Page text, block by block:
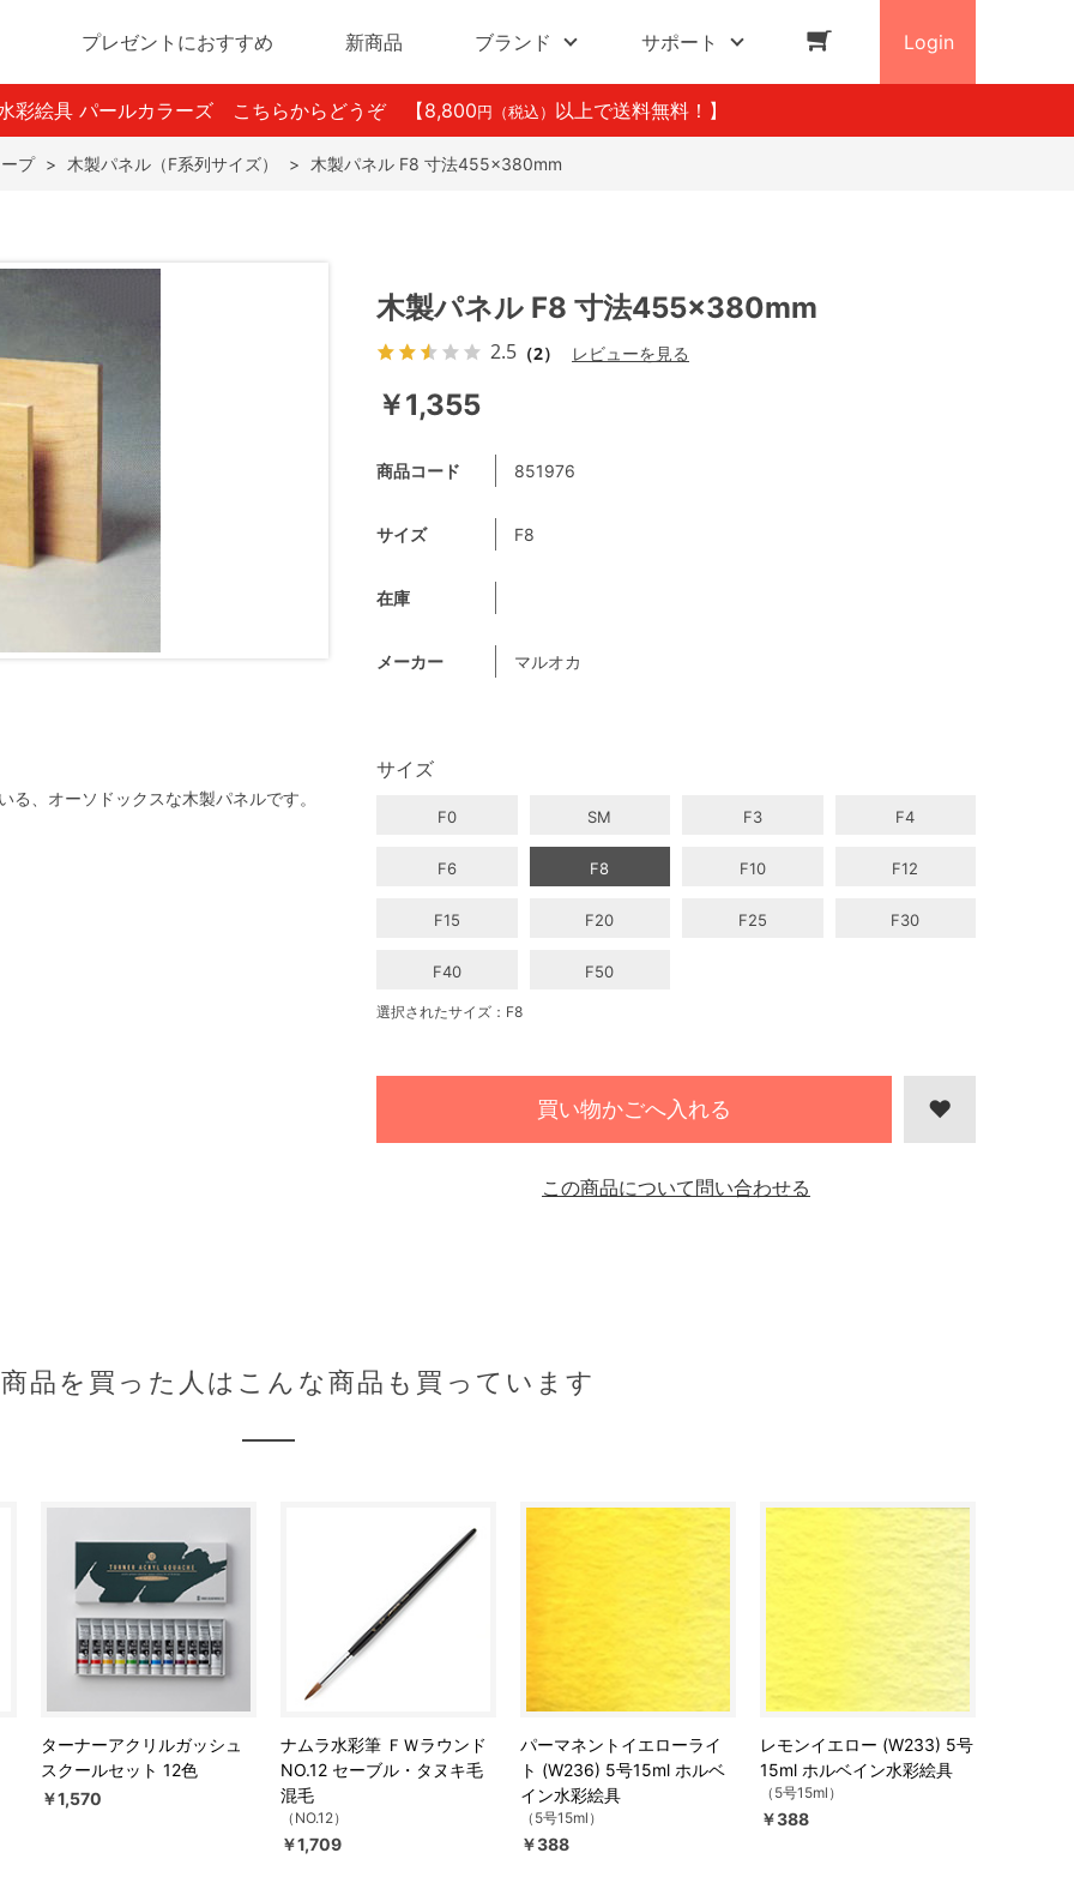
プレゼントにおすすめ 新商品 ブランド サポート Login
彩絵具 パールカラーズ こちらからどうぞ 【8,800 円（税込） 以上で送料無料！】
プ > 木製パネル（F系列サイズ） > 木製パネル F8 寸法455×380mm
、オーソドックスな木製パネルです。
木製パネル F8 寸法455×380mm
2.5 （2） レビューを見る
￥1,355
商品コード 851976
サイズ F8
在庫
メーカー マルオカ
サイズ
F0 SM F3 F4
F6 F8 F10 F12
F15 F20 F25 F30
F40 F50
選択されたサイズ：F8
買い物かごへ入れる
この商品について問い合わせる
品を買った人はこんな商品も買っています
ターナーアクリルガッシュ
スクールセット 12色
￥1,570
ナムラ水彩筆 ＦＷラウンド
NO.12 セーブル・タヌキ毛
混毛
（NO.12）
￥1,709
パーマネントイエローライ
ト (W236) 5号15ml ホルベ
イン水彩絵具
（5号15ml）
￥388
レモンイエロー (W233) 5号
15ml ホルベイン水彩絵具
（5号15ml）
￥388